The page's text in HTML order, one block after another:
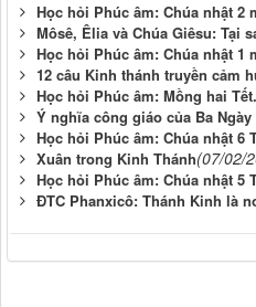
Học hỏi Phúc âm: Chúa nhật 2
Môsê, Êlia và Chúa Giêsu: Tại
Học hỏi Phúc âm: Chúa nhật 1
12 câu Kinh thánh truyền cảm
Học hỏi Phúc âm: Mồng hai
Ý nghĩa công giáo của Ba Ngày
Học hỏi Phúc âm: Chúa nhật 6
Xuân trong Kinh Thánh(07/02/
Học hỏi Phúc âm: Chúa nhật 5
ĐTC Phanxicô: Thánh Kinh là